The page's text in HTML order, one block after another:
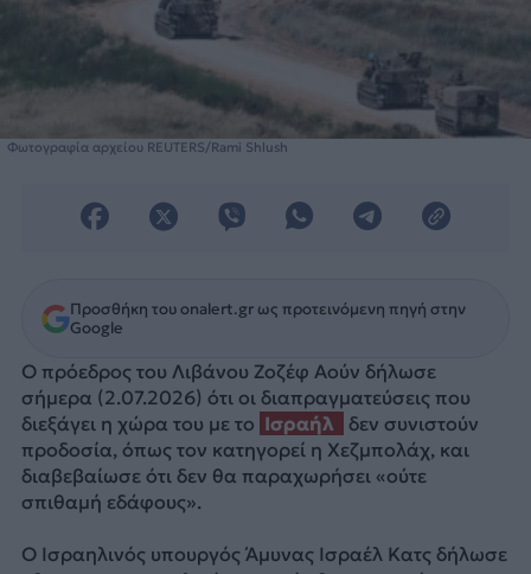
Φωτογραφία αρχείου REUTERS/Rami Shlush
Προσθήκη του onalert.gr ως προτεινόμενη πηγή στην
Google
Ο πρόεδρος του Λιβάνου Ζοζέφ Αούν δήλωσε
σήμερα (2.07.2026) ότι οι διαπραγματεύσεις που
διεξάγει η χώρα του με το Ισραήλ
δεν συνιστούν
προδοσία, όπως τον κατηγορεί η Χεζμπολάχ, και
διαβεβαίωσε ότι δεν θα παραχωρήσει «ούτε
σπιθαμή εδάφους».
Ο Ισραηλινός υπουργός Άμυνας Ισραέλ Κατς δήλωσε